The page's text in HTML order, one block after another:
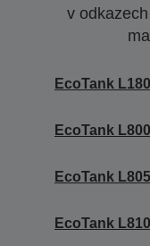
v
EcoTank
EcoTank L800
EcoTank L805
EcoTank L810